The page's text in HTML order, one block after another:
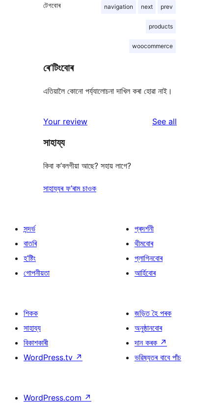
navigation next prev
products
woocommerce
টেগবোৰ
ৰে’টিংবোৰ
এতিয়ালৈ কোনো পৰ্য্যালোচনা দাখিল কৰা হোৱা নাই।
Your review See all
সাহায্য
কিবা ক’বলগীয়া আছে? সহায় লাগে?
সাহায্যৰ ফ’ৰাম চাওক
সন্দৰ্ভ
বাতৰি
হ’ষ্টিং
গোপনীয়তা
প্ৰদৰ্শনী
থীমবোৰ
প্লাগিনবোৰ
আৰ্হিবোৰ
শিকক
সাহায্য
বিকাশকাৰী
WordPress.tv ↗
জড়িত হৈ পৰক
অনুষ্ঠানবোৰ
দান কৰক ↗
ভৱিষ্যতৰ বাবে পাঁচ
WordPress.com ↗